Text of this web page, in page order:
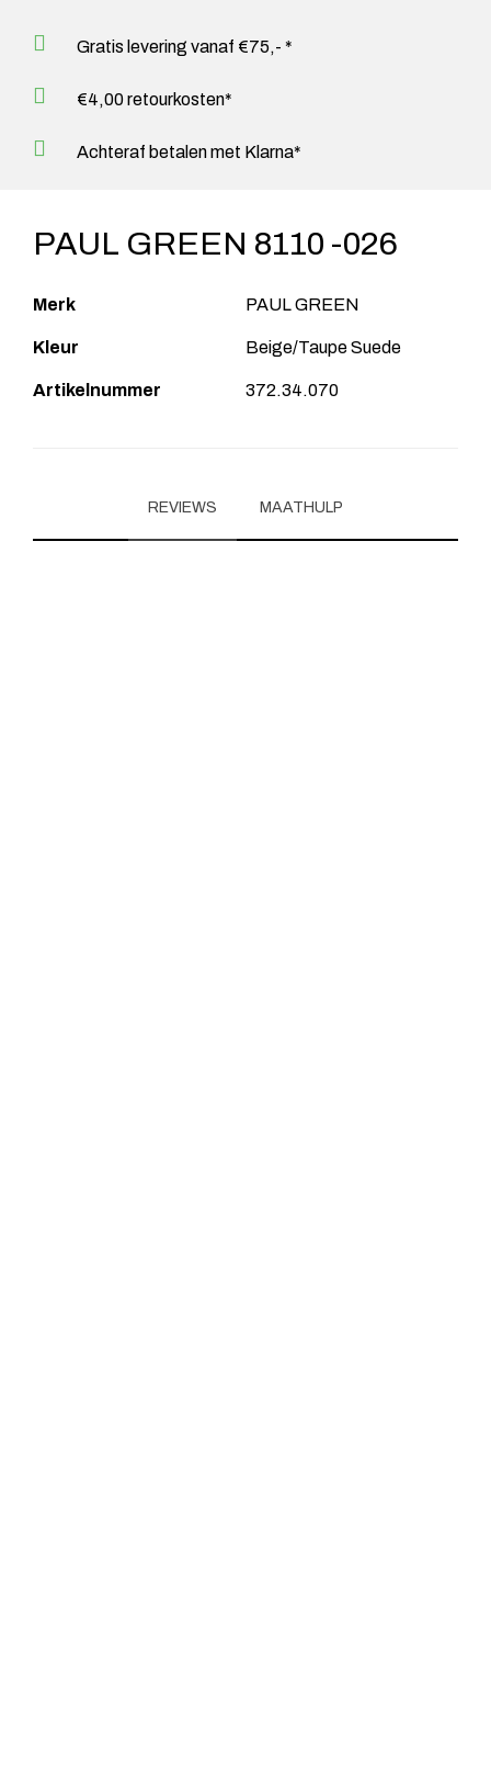
Gratis levering vanaf €75,- *
€4,00 retourkosten*
Achteraf betalen met Klarna*
PAUL GREEN 8110 -026
Merk PAUL GREEN
Kleur Beige/Taupe Suede
Artikelnummer 372.34.070
REVIEWS MAATHULP